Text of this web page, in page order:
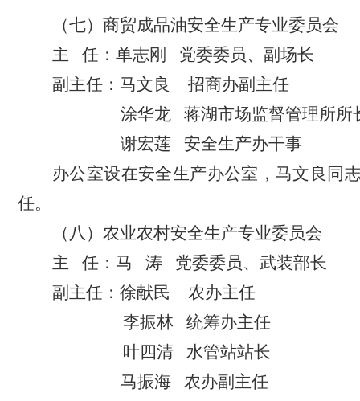
（七）商贸成品油安全生产专业委员会
主
任：单志刚
党委委员、副场长
副主任： 马文良 招商办副主任
涂华龙
蒋湖市场监督管理所所
谢宏莲
安全生产办干事
办公室设在安全生产办公室， 马文良 同
任。
（ 八 ） 农业农村安全生产专业委员会
主
任：马 涛
党委委员、武装部长
副主任：徐献民
农办主任
李振林
统筹办主任
叶四清
水管站站长
马振海
农办副主任